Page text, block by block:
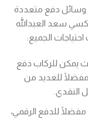
وسائل دفع متعددة
سعد العبدالله
الجميع:
يمكن للركاب دفع
مفضلًا للعديد من
النقدي.
مفضلًا للدفع الرقمي،